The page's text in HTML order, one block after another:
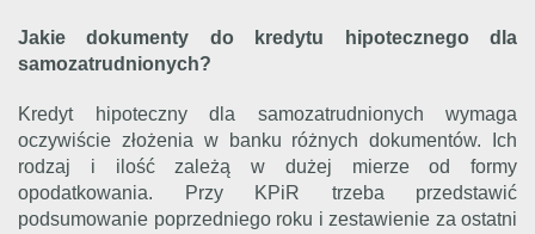
Jakie dokumenty do kredytu hipotecznego dla
samozatrudnionych?
Kredyt hipoteczny dla samozatrudnionych wymaga
oczywiście złożenia w banku różnych dokumentów. Ich
rodzaj i ilość zależą w dużej mierze od formy
opodatkowania. Przy KPiR trzeba przedstawić
podsumowanie poprzedniego roku i zestawienie za ostatni